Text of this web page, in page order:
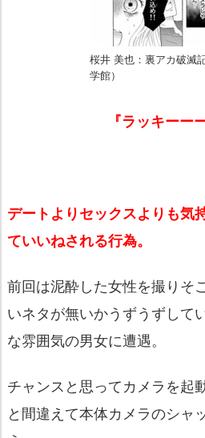
桜井 美也：裏アカ破滅
学館）
『ラッキーー
デートよりセックスよりも気
ていいねされる行為。
前回は泥酔した女性を撮りそ
いネタが無いかうずうずして
な雰囲気の男女に遭遇。
チャンスと思ってカメラを起
と間違えて本体カメラのシャ